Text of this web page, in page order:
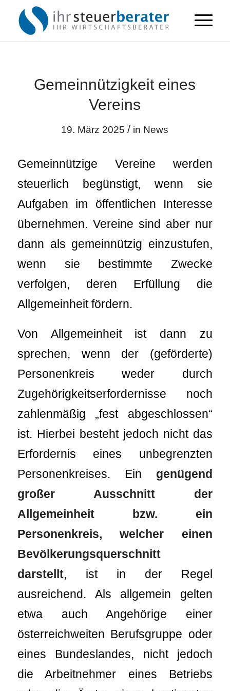
Gemeinnützigkeit eines
Vereins
19. März 2025 / in News
Gemeinnützige Vereine werden
steuerlich begünstigt, wenn sie
Aufgaben im öffentlichen Interesse
übernehmen. Vereine sind aber nur
dann als gemeinnützig einzustufen,
wenn sie bestimmte Zwecke
verfolgen, deren Erfüllung die
Allgemeinheit fördern.
Von Allgemeinheit ist dann zu
sprechen, wenn der (geförderte)
Personenkreis weder durch
Zugehörigkeitserfordernisse noch
zahlenmäßig „fest abgeschlossen“
ist. Hierbei besteht jedoch nicht das
Erfordernis eines unbegrenzten
Personenkreises. Ein genügend
großer Ausschnitt der
Allgemeinheit bzw. ein
Personenkreis, welcher einen
Bevölkerungsquerschnitt
darstellt, ist in der Regel
ausreichend. Als allgemein gelten
etwa auch Angehörige einer
österreichweiten Berufsgruppe oder
eines Bundeslandes, nicht jedoch
die Arbeitnehmer eines Betriebs